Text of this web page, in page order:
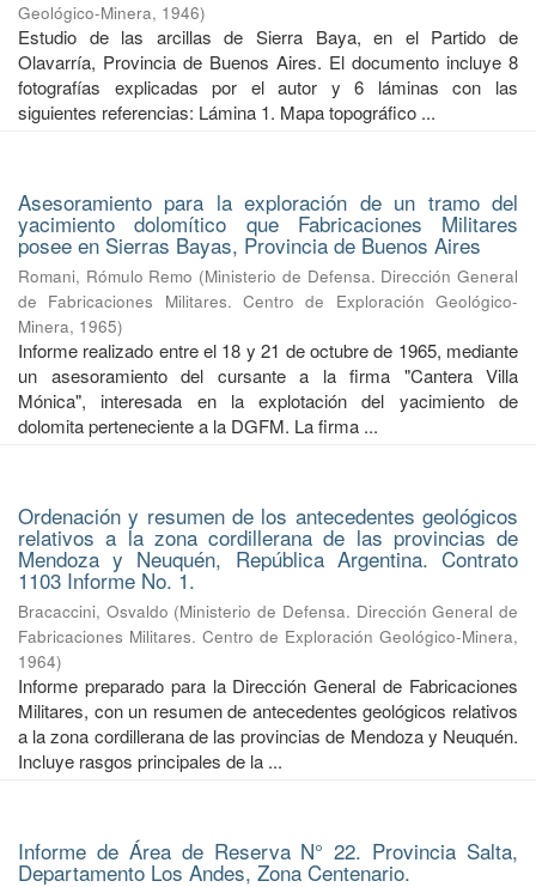
Geológico-Minera, 1946)
Estudio de las arcillas de Sierra Baya, en el Partido de
Olavarría, Provincia de Buenos Aires. El documento incluye 8
fotografías explicadas por el autor y 6 láminas con las
siguientes referencias: Lámina 1. Mapa topográfico ...
Asesoramiento para la exploración de un tramo del
yacimiento dolomítico que Fabricaciones Militares
posee en Sierras Bayas, Provincia de Buenos Aires
Romani, Rómulo Remo (Ministerio de Defensa. Dirección General
de Fabricaciones Militares. Centro de Exploración Geológico-
Minera, 1965)
Informe realizado entre el 18 y 21 de octubre de 1965, mediante
un asesoramiento del cursante a la firma "Cantera Villa
Mónica", interesada en la explotación del yacimiento de
dolomita perteneciente a la DGFM. La firma ...
Ordenación y resumen de los antecedentes geológicos
relativos a la zona cordillerana de las provincias de
Mendoza y Neuquén, República Argentina. Contrato
1103 Informe No. 1.
Bracaccini, Osvaldo (Ministerio de Defensa. Dirección General de
Fabricaciones Militares. Centro de Exploración Geológico-Minera,
1964)
Informe preparado para la Dirección General de Fabricaciones
Militares, con un resumen de antecedentes geológicos relativos
a la zona cordillerana de las provincias de Mendoza y Neuquén.
Incluye rasgos principales de la ...
Informe de Área de Reserva N° 22. Provincia Salta,
Departamento Los Andes, Zona Centenario.